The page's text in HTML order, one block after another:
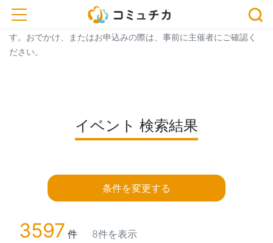
toggle navigation
トップ > イベント一覧> イベント 検索結果
※開催予定のイベントが中止・延期になっている場合がございま
す。おでかけ、またはお申込みの際は、事前に主催者にご確認く
ださい。
イベント 検索結果
条件を変更する
3597 件 8件を表示